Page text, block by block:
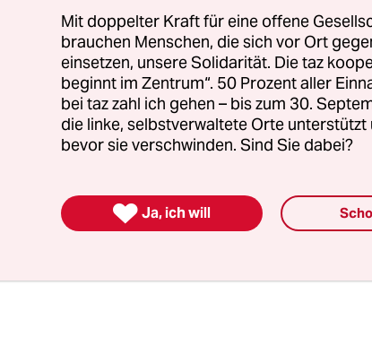
zu bewegen. Doch die Männer
Nur ein einziges Mal hätten die
ihm gefolgt und hätten die Diebe
Mit doppelter Kraft für eine offene
brauchen Menschen, die sich vor Ort
einsetzen, unsere Solidarität. Die taz
beginnt im Zentrum“. 50 Prozent aller
bei taz zahl ich gehen – bis zum 30.
die linke, selbstverwaltete Orte
bevor sie verschwinden. Sind Sie dabei?
 Ja, ich will